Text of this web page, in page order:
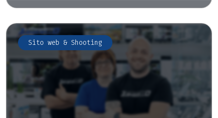
Sito web & Shooting